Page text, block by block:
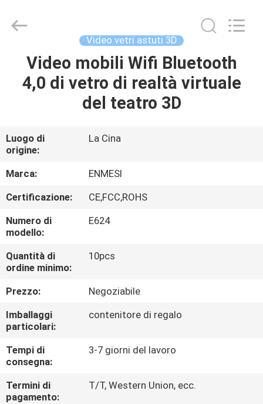
CASA
CIRCA
NOI
GIRO
DELLA
FABBRICA
CONTROLLO
DI
QUALITÀ
NOTIZIE
CASI
Technology
Video vetri astuti 3D
Video mobili Wifi Bluetooth
4,0 di vetro di realtà virtuale
del teatro 3D
Luogo di
origine:
La Cina
Marca:
ENMESI
Certificazione:
CE,FCC,ROHS
Numero di
modello:
E624
Quantità di
ordine minimo:
10pcs
Prezzo:
Negoziabile
Imballaggi
particolari:
contenitore di regalo
Tempi di
consegna:
3-7 giorni del lavoro
Termini di
pagamento:
T/T, Western Union, ecc.